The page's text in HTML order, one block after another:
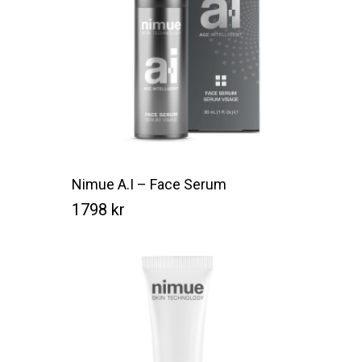
Nimue A.I – Face Serum
1798 kr